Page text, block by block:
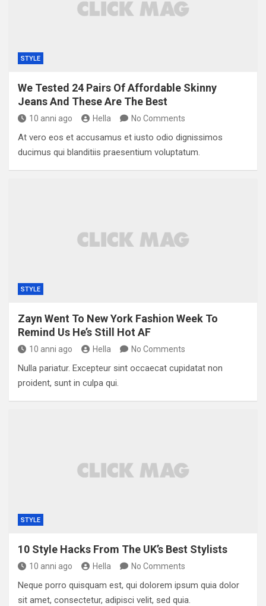
STYLE
We Tested 24 Pairs Of Affordable Skinny
Jeans And These Are The Best
10 anni ago Hella No Comments
At vero eos et accusamus et iusto odio dignissimos
ducimus qui blanditiis praesentium voluptatum.
STYLE
Zayn Went To New York Fashion Week To
Remind Us He’s Still Hot AF
10 anni ago Hella No Comments
Nulla pariatur. Excepteur sint occaecat cupidatat non
proident, sunt in culpa qui.
STYLE
10 Style Hacks From The UK’s Best Stylists
10 anni ago Hella No Comments
Neque porro quisquam est, qui dolorem ipsum quia dolor
sit amet, consectetur, adipisci velit, sed quia.